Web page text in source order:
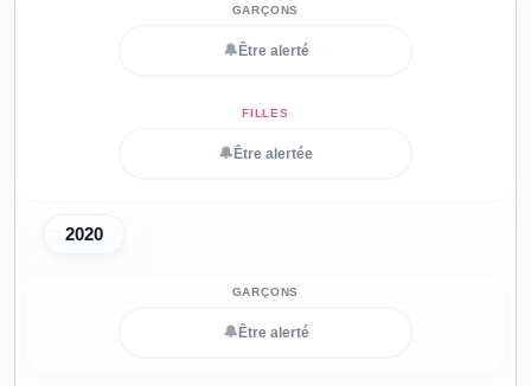
🔔 Être alerté
🔔 Être alertée
2020
🔔 Être alerté